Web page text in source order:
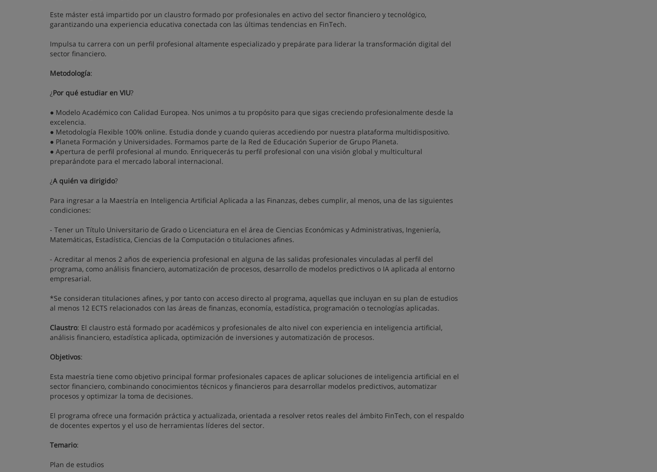
Este máster está impartido por un claustro formado por profesionales en activo del sector financiero y tecnológico,
garantizando una experiencia educativa conectada con las últimas tendencias en FinTech.
Impulsa tu carrera con un perfil profesional altamente especializado y prepárate para liderar la transformación digital del
sector financiero.
Metodología:
¿Por qué estudiar en VIU?
● Modelo Académico con Calidad Europea. Nos unimos a tu propósito para que sigas creciendo profesionalmente desde la
excelencia.
● Metodología Flexible 100% online. Estudia donde y cuando quieras accediendo por nuestra plataforma multidispositivo.
● Planeta Formación y Universidades. Formamos parte de la Red de Educación Superior de Grupo Planeta.
● Apertura de perfil profesional al mundo. Enriquecerás tu perfil profesional con una visión global y multicultural
preparándote para el mercado laboral internacional.
¿A quién va dirigido?
Para ingresar a la Maestría en Inteligencia Artificial Aplicada a las Finanzas, debes cumplir, al menos, una de las siguientes
condiciones:
- Tener un Título Universitario de Grado o Licenciatura en el área de Ciencias Económicas y Administrativas, Ingeniería,
Matemáticas, Estadística, Ciencias de la Computación o titulaciones afines.
- Acreditar al menos 2 años de experiencia profesional en alguna de las salidas profesionales vinculadas al perfil del
programa, como análisis financiero, automatización de procesos, desarrollo de modelos predictivos o IA aplicada al entorno
empresarial.
*Se consideran titulaciones afines, y por tanto con acceso directo al programa, aquellas que incluyan en su plan de estudios
al menos 12 ECTS relacionados con las áreas de finanzas, economía, estadística, programación o tecnologías aplicadas.
Claustro: El claustro está formado por académicos y profesionales de alto nivel con experiencia en inteligencia artificial,
análisis financiero, estadística aplicada, optimización de inversiones y automatización de procesos.
Objetivos:
Esta maestría tiene como objetivo principal formar profesionales capaces de aplicar soluciones de inteligencia artificial en el
sector financiero, combinando conocimientos técnicos y financieros para desarrollar modelos predictivos, automatizar
procesos y optimizar la toma de decisiones.
El programa ofrece una formación práctica y actualizada, orientada a resolver retos reales del ámbito FinTech, con el respaldo
de docentes expertos y el uso de herramientas líderes del sector.
Temario:
Plan de estudios